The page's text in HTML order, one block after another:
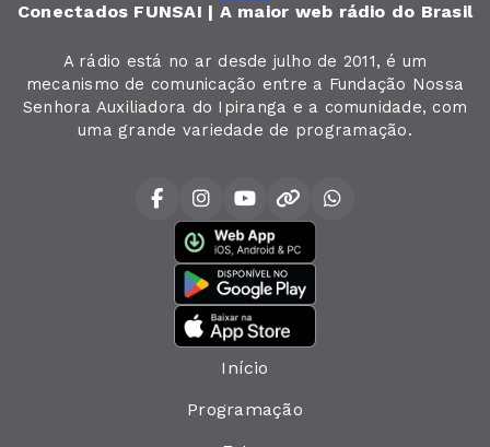
Conectados FUNSAI | A maior web rádio do Brasil
A rádio está no ar desde julho de 2011, é um
mecanismo de comunicação entre a Fundação Nossa
Senhora Auxiliadora do Ipiranga e a comunidade, com
uma grande variedade de programação.
Início
Programação